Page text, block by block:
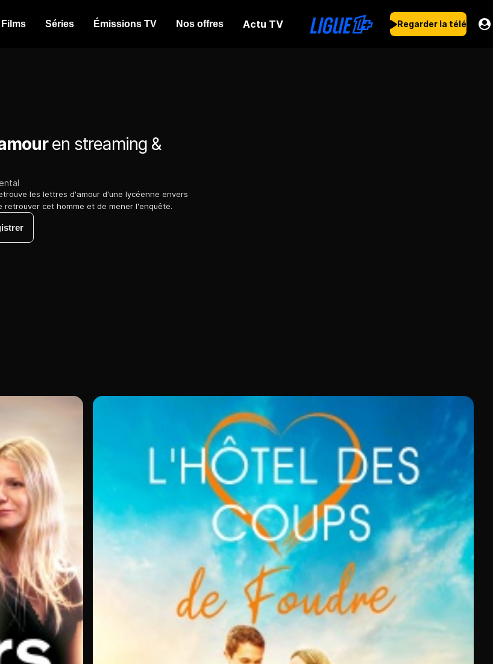
Films Séries Émissions TV Nos offres Actu TV Regarder la télé
en streaming &
les lettres d'amour d'une lycéenne envers
retrouver cet homme et de mener l'enquête.